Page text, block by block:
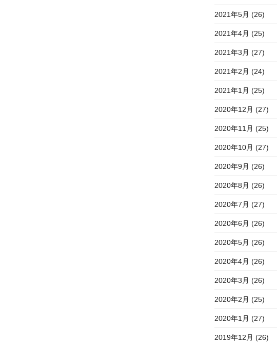
2021年5月 (26)
2021年4月 (25)
2021年3月 (27)
2021年2月 (24)
2021年1月 (25)
2020年12月 (27)
2020年11月 (25)
2020年10月 (27)
2020年9月 (26)
2020年8月 (26)
2020年7月 (27)
2020年6月 (26)
2020年5月 (26)
2020年4月 (26)
2020年3月 (26)
2020年2月 (25)
2020年1月 (27)
2019年12月 (26)